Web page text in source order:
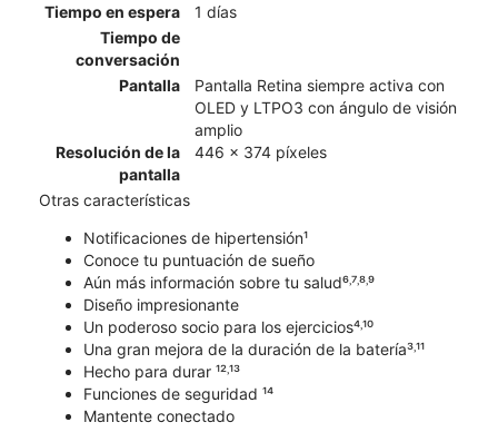
Tiempo en espera
1 días
Tiempo de
conversación
Pantalla
Pantalla Retina siempre activa con
OLED y LTPO3 con ángulo de visión
amplio
Resolución de la
pantalla
446 x 374 píxeles
Otras características
Notificaciones de hipertensión¹
Conoce tu puntuación de sueño
Aún más información sobre tu salud⁶˒⁷˒⁸˒⁹
Diseño impresionante
Un poderoso socio para los ejercicios⁴˒¹⁰
Una gran mejora de la duración de la batería³˒¹¹
Hecho para durar ¹²˒¹³
Funciones de seguridad ¹⁴
Mantente conectado